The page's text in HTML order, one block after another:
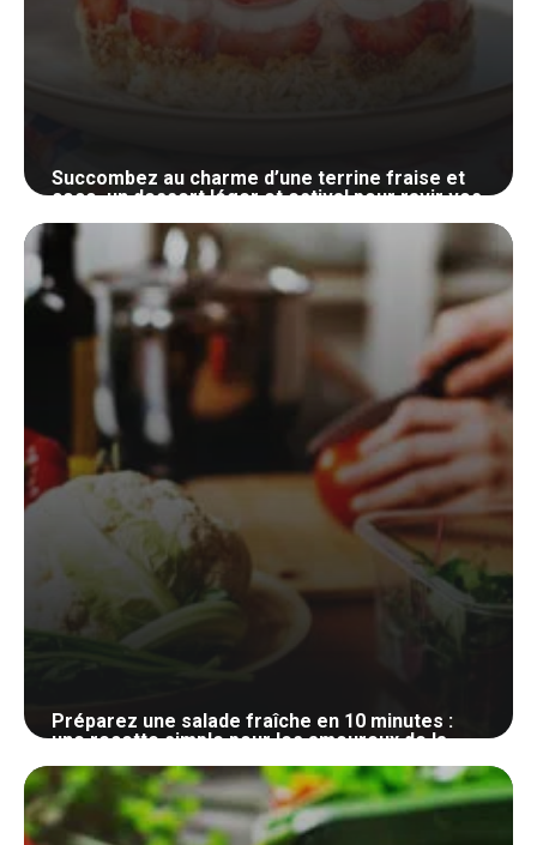
Succombez au charme d’une terrine fraise et
coco, un dessert léger et estival pour ravir vos
Préparez une salade fraîche en 10 minutes :
une recette simple pour les amoureux de la
3 juin 2024